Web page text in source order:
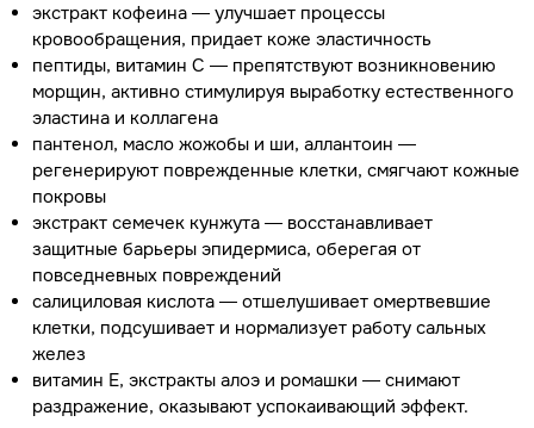
экстракт кофеина — улучшает процессы
кровообращения, придает коже эластичность
пептиды, витамин С — препятствуют возникновению
морщин, активно стимулируя выработку естественного
эластина и коллагена
пантенол, масло жожобы и ши, аллантоин —
регенерируют поврежденные клетки, смягчают кожные
покровы
экстракт семечек кунжута — восстанавливает
защитные барьеры эпидермиса, оберегая от
повседневных повреждений
салициловая кислота — отшелушивает омертвевшие
клетки, подсушивает и нормализует работу сальных
желез
витамин Е, экстракты алоэ и ромашки — снимают
раздражение, оказывают успокаивающий эффект.